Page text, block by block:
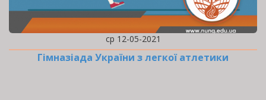
ср 12-05-2021
Гімназіада України з легкої атлетики